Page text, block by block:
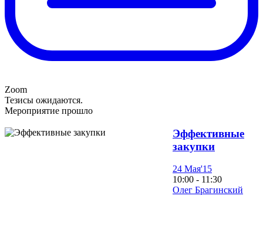
Zoom
Тезисы ожидаются.
Мероприятие прошло
Эффективные
закупки
24 Мая'15
10:00 - 11:30
Олег Брагинский